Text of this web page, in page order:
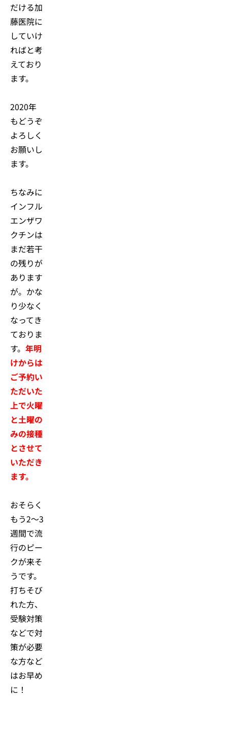
だける加
藤医院に
していけ
ればと考
えており
ます。
2020年
もどうぞ
よろしく
お願いし
ます。
ちなみに
インフル
エンザワ
クチンは
まだ若干
の残りが
あります
が。かな
り少なく
なってき
ておりま
す。 年明
けからは
ご予約い
ただいた
上で火曜
と土曜の
みの接種
とさせて
いただき
ます。
おそらく
もう2〜3
週間で流
行のピー
クが来そ
うです。
打ちそび
れた方、
受験対策
などで対
策が必要
な方など
はお早め
に！